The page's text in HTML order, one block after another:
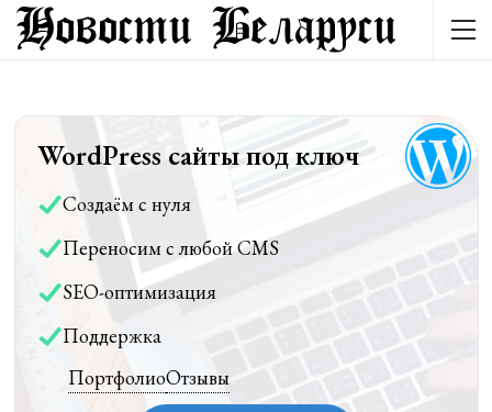
WordPress сайты под ключ
Создаём с нуля
Переносим с любой CMS
SEO-оптимизация
Поддержка
ПортфолиоОтзывы